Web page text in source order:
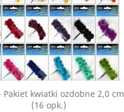
Pakiet kwiatki ozdobne 2,0 cm
(16 opk.)